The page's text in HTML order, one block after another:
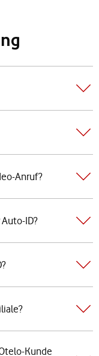
Anruf?
ID?
Kunde